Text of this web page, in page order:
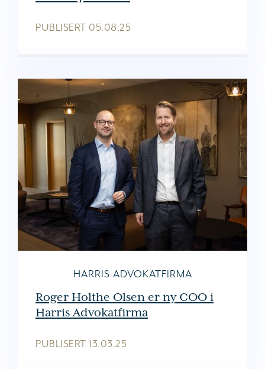
PUBLISERT 05.08.25
HARRIS ADVOKATFIRMA
Roger Holthe Olsen er ny COO i
Harris Advokatfirma
PUBLISERT 13.03.25